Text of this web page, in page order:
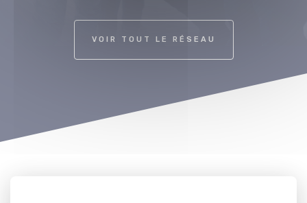
VOIR TOUT LE RÉSEAU